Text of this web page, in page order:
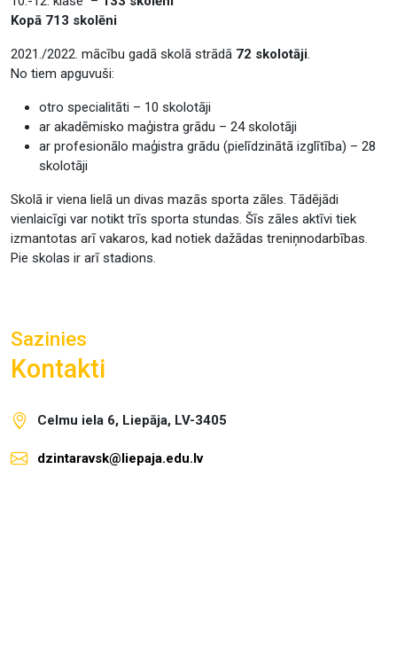
Kopā 713 skolēni
2021./2022. mācību gadā skolā strādā 72 skolotāji.
No tiem apguvuši:
otro specialitāti – 10 skolotāji
ar akadēmisko maģistra grādu – 24 skolotāji
ar profesionālo maģistra grādu (pielīdzinātā izglītība) – 28
skolotāji
Skolā ir viena lielā un divas mazās sporta zāles. Tādējādi
vienlaicīgi var notikt trīs sporta stundas. Šīs zāles aktīvi tiek
izmantotas arī vakaros, kad notiek dažādas treniņnodarbības.
Pie skolas ir arī stadions.
Sazinies
Kontakti
Celmu iela 6, Liepāja, LV-3405
dzintaravsk@liepaja.edu.lv